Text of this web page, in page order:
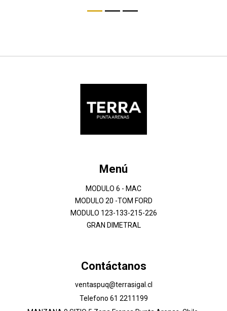
Menú
MODULO 6 - MAC
MODULO 20 -TOM FORD
MODULO 123-133-215-226
GRAN DIMETRAL
Contáctanos
ventaspuq@terrasigal.cl
Telefono 61 2211199